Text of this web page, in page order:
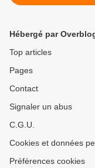
Besson lu par
Hébergé par
Top articles
Pages
Contact
Signaler un abus
C.G.U.
Cookies et données
Préférences cookies